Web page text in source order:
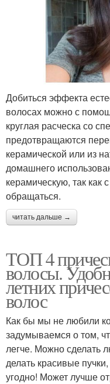
Добиться эффекта
волосах можно с
круглая расческа со
предотвращаются
керамической или из
домашнего
керамическую, так как
обращаться.
читать дальше →
ТОП 4
волосы.
летних
волос
Как бы мы не любили
задумываемся о том,
легче. Можно сделать
делать красивые
угодно! Может лучше